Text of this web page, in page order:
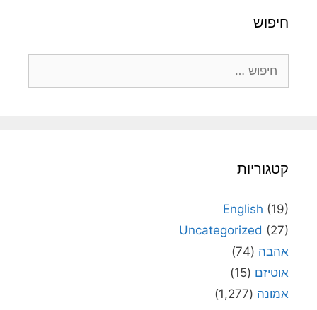
חיפוש
קטגוריות
English (19)
Uncategorized (27)
אהבה (74)
אוטיזם (15)
אמונה (1,277)